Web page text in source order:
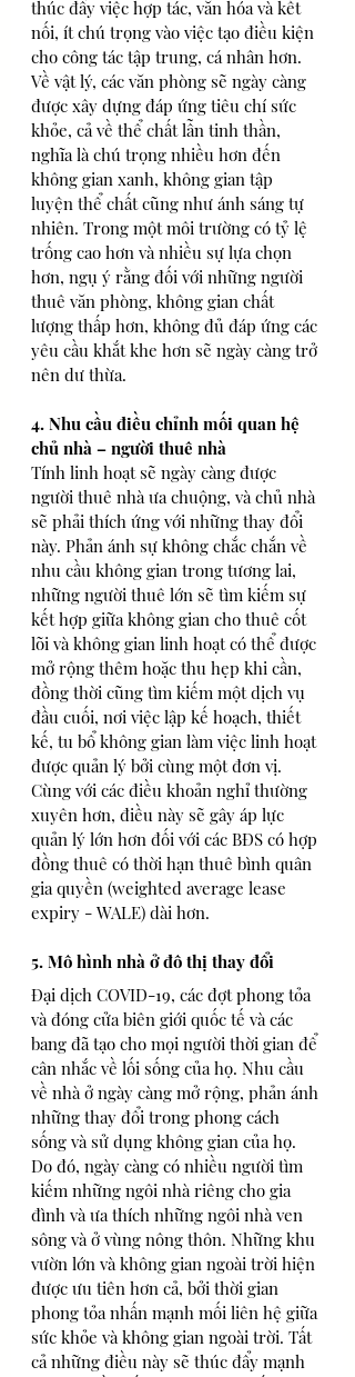
thúc đẩy việc hợp tác, văn hóa và kết
nối, ít chú trọng vào việc tạo điều kiện
cho công tác tập trung, cá nhân hơn.
Về vật lý, các văn phòng sẽ ngày càng
được xây dựng đáp ứng tiêu chí sức
khỏe, cả về thể chất lẫn tinh thần,
nghĩa là chú trọng nhiều hơn đến
không gian xanh, không gian tập
luyện thể chất cũng như ánh sáng tự
nhiên. Trong một môi trường có tỷ lệ
trống cao hơn và nhiều sự lựa chọn
hơn, ngụ ý rằng đối với những người
thuê văn phòng, không gian chất
lượng thấp hơn, không đủ đáp ứng các
yêu cầu khắt khe hơn sẽ ngày càng trở
nên dư thừa.
4. Nhu cầu điều chỉnh mối quan hệ
chủ nhà – người thuê nhà
Tính linh hoạt sẽ ngày càng được
người thuê nhà ưa chuộng, và chủ nhà
sẽ phải thích ứng với những thay đổi
này. Phản ánh sự không chắc chắn về
nhu cầu không gian trong tương lai,
những người thuê lớn sẽ tìm kiếm sự
kết hợp giữa không gian cho thuê cốt
lõi và không gian linh hoạt có thể được
mở rộng thêm hoặc thu hẹp khi cần,
đồng thời cũng tìm kiếm một dịch vụ
đầu cuối, nơi việc lập kế hoạch, thiết
kế, tu bổ không gian làm việc linh hoạt
được quản lý bởi cùng một đơn vị.
Cùng với các điều khoản nghỉ thường
xuyên hơn, điều này sẽ gây áp lực
quản lý lớn hơn đối với các BĐS có hợp
đồng thuê có thời hạn thuê bình quân
gia quyền (weighted average lease
expiry - WALE) dài hơn.
5. Mô hình nhà ở đô thị thay đổi
Đại dịch COVID-19, các đợt phong tỏa
và đóng cửa biên giới quốc tế và các
bang đã tạo cho mọi người thời gian để
cân nhắc về lối sống của họ. Nhu cầu
về nhà ở ngày càng mở rộng, phản ánh
những thay đổi trong phong cách
sống và sử dụng không gian của họ.
Do đó, ngày càng có nhiều người tìm
kiếm những ngôi nhà riêng cho gia
đình và ưa thích những ngôi nhà ven
sông và ở vùng nông thôn. Những khu
vườn lớn và không gian ngoài trời hiện
được ưu tiên hơn cả, bởi thời gian
phong tỏa nhấn mạnh mối liên hệ giữa
sức khỏe và không gian ngoài trời. Tất
cả những điều này sẽ thúc đẩy mạnh